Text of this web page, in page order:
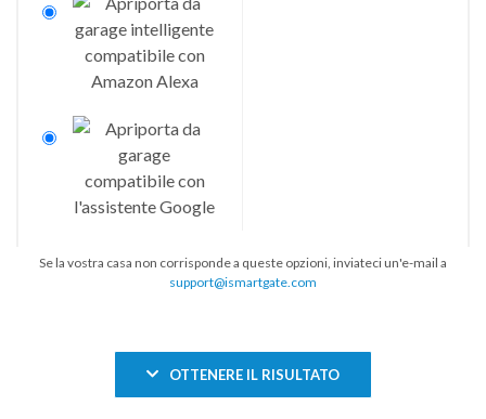
Se la vostra casa non corrisponde a queste opzioni, inviateci un'e-mail a
support@ismartgate.com
OTTENERE IL RISULTATO